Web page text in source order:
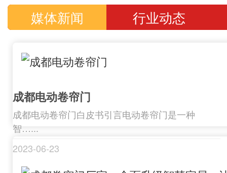
款进口遥
庭院门开
媒体新闻 行业动态
成都电动卷帘门
成都电动卷帘门白皮书引言电动卷帘门是一种
智…...
2023-06-23